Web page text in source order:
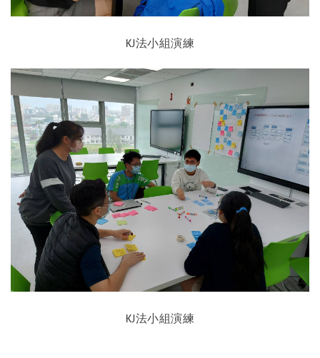
KJ法小組演練
KJ法小組演練